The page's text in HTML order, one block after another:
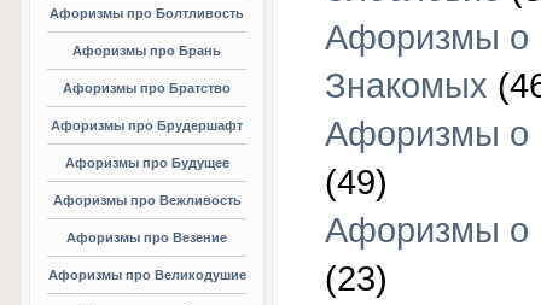
Афоризмы про Болтливость
Афоризмы про Брань
Афоризмы про Братство
Афоризмы про Брудершафт
Афоризмы про Будущее
Афоризмы про Вежливость
Афоризмы про Везение
Афоризмы про Великодушие
Афоризмы о
Знакомых
Афоризмы о
(49)
Афоризмы о
(23)